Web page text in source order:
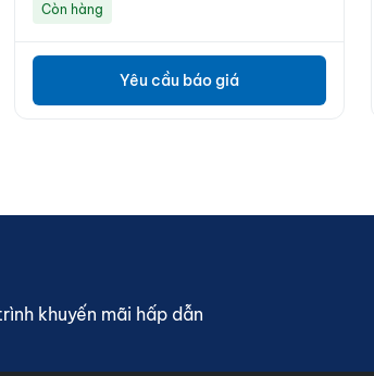
Còn hàng
Yêu cầu báo giá
khuyến mãi hấp dẫn